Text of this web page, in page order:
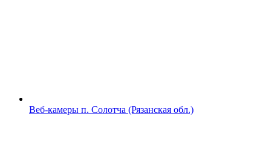
Веб-камеры п. Солотча (Рязанская обл.)